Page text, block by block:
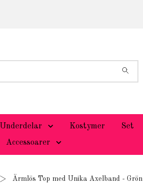
Underdelar Kostymer Set
Accessoarer
Ärmlös Top med Unika Axelband - Grön